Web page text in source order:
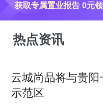
获取专属置业报告 0元
热点资讯
云城尚品将与贵
示范区